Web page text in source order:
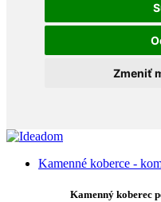
Zmeniť
Kamenné koberce -
Kamenný koberec